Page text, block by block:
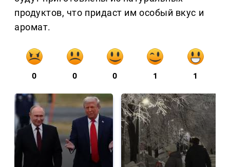
продуктов, что придаст им особый вкус и
аромат.
0 0 0 1 1